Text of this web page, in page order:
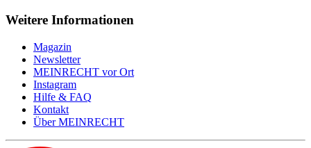
Weitere Informationen
Magazin
Newsletter
MEINRECHT vor Ort
Instagram
Hilfe & FAQ
Kontakt
ÜberMEINRECHT